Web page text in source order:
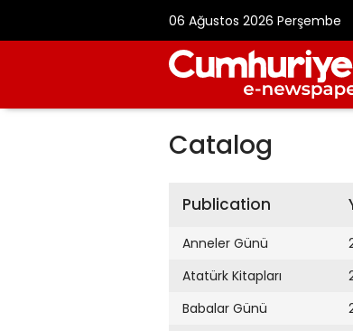
06 Ağustos 2026 Perşembe
Catalog
Publication
Anneler Günü
Atatürk Kitapları
Babalar Günü